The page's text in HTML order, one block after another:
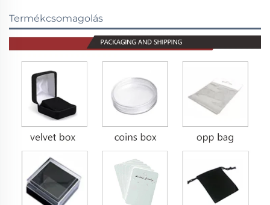
Termékcsomagolás